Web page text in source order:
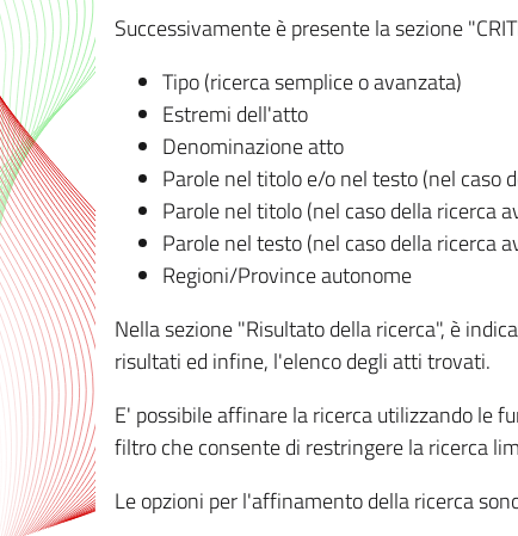
Successivamente è presente la sezione
Tipo (ricerca semplice o avanzata)
Estremi dell'atto
Denominazione atto
Parole nel titolo e/o nel testo (nel caso
Parole nel titolo (nel caso della ricerca
Parole nel testo (nel caso della ricerca
Regioni/Province autonome
Nella sezione "Risultato della ricerca", è
risultati ed infine, l'elenco degli atti trovati.
E' possibile affinare la ricerca utilizzando le
filtro che consente di restringere la ricerca
Le opzioni per l'affinamento della ricerca